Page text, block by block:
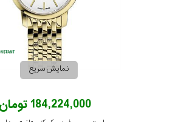
نمایش سریع
184,224,000 تومان